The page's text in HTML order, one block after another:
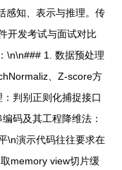
感知、表示与推理。传
开发考试与面试对比
\n\n### 1. 数据预处理
、Z-score方
判别正则化捕捉接口
码及其工程降维法：
\n演示代码往往要求在
memory view切片缓